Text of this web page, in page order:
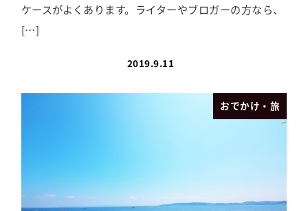
ケースがよくあります。ライターやブロガーの方なら、
[…]
2019.9.11
おでかけ・旅